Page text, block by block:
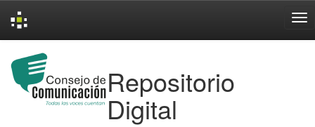
navigation
Repositorio
Digital